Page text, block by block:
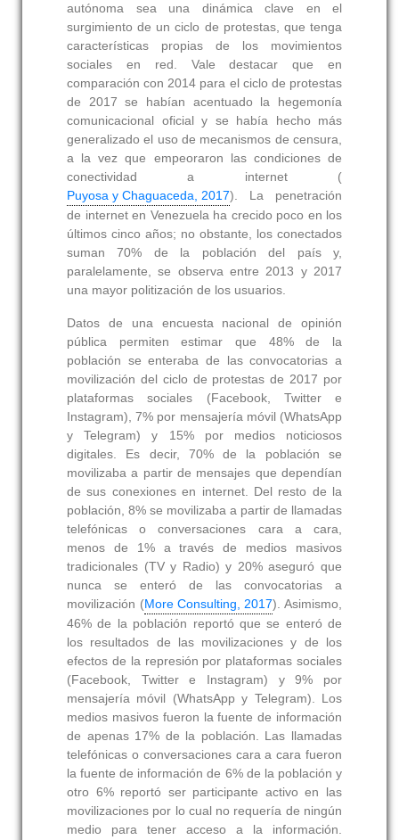
autónoma sea una dinámica clave en el
surgimiento de un ciclo de protestas, que tenga
características propias de los movimientos
sociales en red. Vale destacar que en
comparación con 2014 para el ciclo de protestas
de 2017 se habían acentuado la hegemonía
comunicacional oficial y se había hecho más
generalizado el uso de mecanismos de censura,
a la vez que empeoraron las condiciones de
conectividad a internet (
Puyosa y Chaguaceda, 2017). La penetración
de internet en Venezuela ha crecido poco en los
últimos cinco años; no obstante, los conectados
suman 70% de la población del país y,
paralelamente, se observa entre 2013 y 2017
una mayor politización de los usuarios.
Datos de una encuesta nacional de opinión
pública permiten estimar que 48% de la
población se enteraba de las convocatorias a
movilización del ciclo de protestas de 2017 por
plataformas sociales (Facebook, Twitter e
Instagram), 7% por mensajería móvil (WhatsApp
y Telegram) y 15% por medios noticiosos
digitales. Es decir, 70% de la población se
movilizaba a partir de mensajes que dependían
de sus conexiones en internet. Del resto de la
población, 8% se movilizaba a partir de llamadas
telefónicas o conversaciones cara a cara,
menos de 1% a través de medios masivos
tradicionales (TV y Radio) y 20% aseguró que
nunca se enteró de las convocatorias a
movilización (More Consulting, 2017). Asimismo,
46% de la población reportó que se enteró de
los resultados de las movilizaciones y de los
efectos de la represión por plataformas sociales
(Facebook, Twitter e Instagram) y 9% por
mensajería móvil (WhatsApp y Telegram). Los
medios masivos fueron la fuente de información
de apenas 17% de la población. Las llamadas
telefónicas o conversaciones cara a cara fueron
la fuente de información de 6% de la población y
otro 6% reportó ser participante activo en las
movilizaciones por lo cual no requería de ningún
medio para tener acceso a la información.